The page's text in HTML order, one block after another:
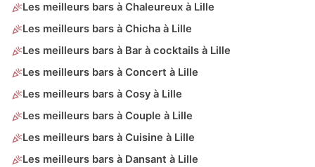
Les meilleurs bars à Chaleureux à Lille
Les meilleurs bars à Chicha à Lille
Les meilleurs bars à Bar à cocktails à Lille
Les meilleurs bars à Concert à Lille
Les meilleurs bars à Cosy à Lille
Les meilleurs bars à Couple à Lille
Les meilleurs bars à Cuisine à Lille
Les meilleurs bars à Dansant à Lille